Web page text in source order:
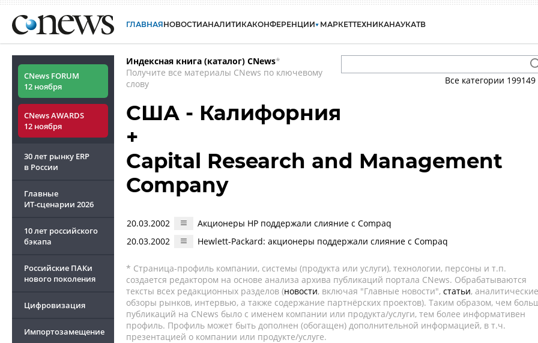
ГЛАВНАЯНОВОСТИАНАЛИТИКАКОНФЕРЕНЦИИ МАРКЕТТЕХНИКАНАУКАТВ
CNews FORUM
12 ноября
CNews AWARDS
12 ноября
30 лет рынку ERP
в России
Главные
ИТ-сценарии 2026
10 лет российского
бэкапа
Российские ПАКи
нового поколения
Цифровизация
Импортозамещение
Индексная книга (каталог) CNews*
Получите все материалы CNews по ключевому
слову
Все категории 199149
США - Калифорния
+
Capital Research and Management
Company
20.03.2002
Акционеры HP поддержали слияние с Compaq
20.03.2002
Hewlett-Packard: акционеры поддержали слияние с Compaq
* Страница-профиль компании, системы (продукта или услуги), технологии, персоны и т.п.
создается редактором на основе анализа архива публикаций портала CNews. Обрабатываются
тексты всех редакционных разделов (новости, включая "Главные новости", статьи, аналитические
обзоры рынков, интервью, а также содержание партнёрских проектов). Таким образом, чем
публикаций на CNews было с именем компании или продукта/услуги, тем более информативен
профиль. Профиль может быть дополнен (обогащен) дополнительной информацией, в т.ч.
презентацией о компании или продукте/услуге.